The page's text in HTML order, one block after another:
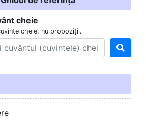
cheie
cheie, nu propoziții.